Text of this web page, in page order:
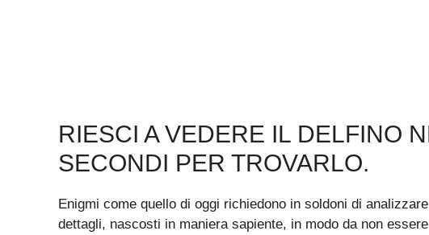
RIESCI A VEDERE IL DELFINO
SECONDI PER TROVARLO.
Enigmi come quello di oggi richiedono in soldoni di
dettagli, nascosti in maniera sapiente, in modo da non